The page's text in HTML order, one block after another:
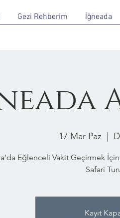
Gezi Rehberim İğneada
17 Mar Paz
Eğlenceli Vakit Geçirmek
Safari
Kayıt